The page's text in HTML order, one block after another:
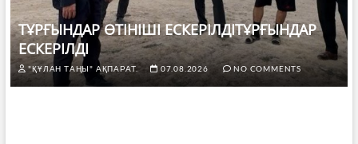
ТҰРҒЫНДАР ӨТІНІШІ ЕСКЕРІЛДІТҰРҒЫНДАР
ЕСКЕРІЛДІ
"ҚҰЛАН ТАҢЫ" АҚПАРАТ. 07.08.2026 NO COMMENTS